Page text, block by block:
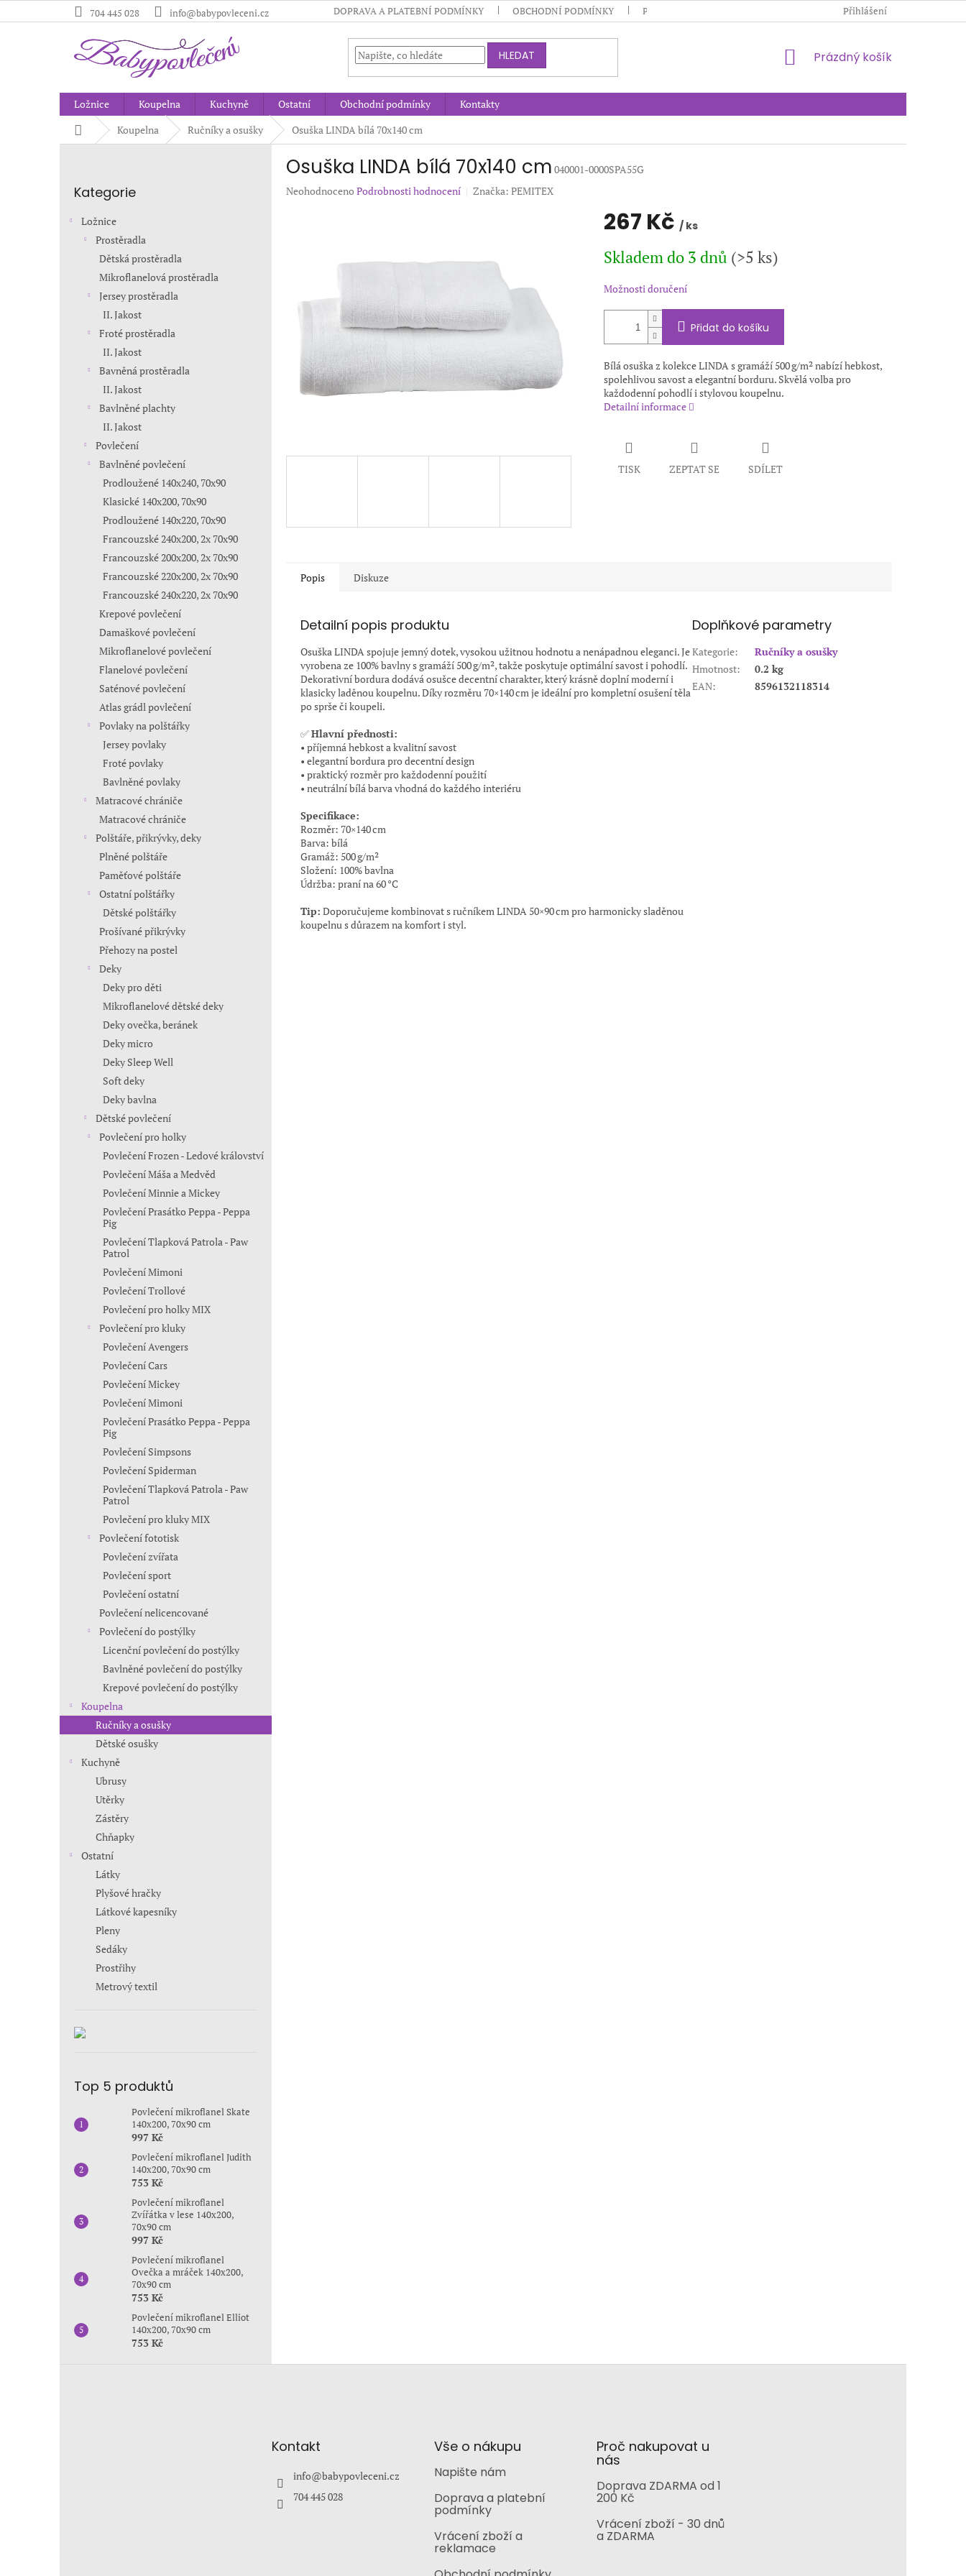
na
704 445 028 info@babypovleceni.cz DOPRAVA A PLATEBNÍ PODMÍNKY OBCHODNÍ PODMÍNKY PODMÍNKY OCHRANY OSOBNÍCH ÚDAJŮ KONTAKTY
Přihlášení
HLEDAT
NÁKUPNÍ
Prázdný košík
Ložnice Koupelna Kuchyně Ostatní Obchodní podmínky
Kontakty
Domů Koupelna Ručníky a osušky Osuška LINDA bílá 70x140 cm
kategorie
Kategorie
Ložnice
Prostěradla
Dětská prostěradla
Mikroflanelová prostěradla
Jersey prostěradla
II. Jakost
Froté prostěradla
II. Jakost
Bavněná prostěradla
II. Jakost
Bavlněné plachty
II. Jakost
Povlečení
Bavlněné povlečení
Prodloužené 140x240, 70x90
Klasické 140x200, 70x90
Prodloužené 140x220, 70x90
Francouzské 240x200, 2x 70x90
Francouzské 200x200, 2x 70x90
Francouzské 220x200, 2x 70x90
Francouzské 240x220, 2x 70x90
Krepové povlečení
Damaškové povlečení
Mikroflanelové povlečení
Flanelové povlečení
Saténové povlečení
Atlas grádl povlečení
Povlaky na polštářky
Jersey povlaky
Froté povlaky
Bavlněné povlaky
Matracové chrániče
Matracové chrániče
Polštáře, přikrývky, deky
Plněné polštáře
Paměťové polštáře
Ostatní polštářky
Dětské polštářky
Prošívané přikrývky
Přehozy na postel
Deky
Deky pro děti
Mikroflanelové dětské deky
Deky ovečka, beránek
Deky micro
Deky Sleep Well
Soft deky
Deky bavlna
Dětské povlečení
Povlečení pro holky
Povlečení Frozen - Ledové království
Povlečení Máša a Medvěd
Povlečení Minnie a Mickey
Povlečení Prasátko Peppa - Peppa
Pig
Povlečení Tlapková Patrola - Paw
Patrol
Povlečení Mimoni
Povlečení Trollové
Povlečení pro holky MIX
Povlečení pro kluky
Povlečení Avengers
Povlečení Cars
Povlečení Mickey
Povlečení Mimoni
Povlečení Prasátko Peppa - Peppa
Pig
Povlečení Simpsons
Povlečení Spiderman
Povlečení Tlapková Patrola - Paw
Patrol
Povlečení pro kluky MIX
Povlečení fototisk
Povlečení zvířata
Povlečení sport
Povlečení ostatní
Povlečení nelicencované
Povlečení do postýlky
Licenční povlečení do postýlky
Bavlněné povlečení do postýlky
Krepové povlečení do postýlky
Koupelna
Ručníky a osušky
Dětské osušky
Kuchyně
Ubrusy
Utěrky
Zástěry
Chňapky
Ostatní
Látky
Plyšové hračky
Látkové kapesníky
Pleny
Sedáky
Prostřihy
Metrový textil
Top 5 produktů
Povlečení mikroflanel Skate
140x200, 70x90 cm
997 Kč
Povlečení mikroflanel Judith
140x200, 70x90 cm
753 Kč
Povlečení mikroflanel
Zvířátka v lese 140x200,
70x90 cm
997 Kč
Povlečení mikroflanel
Ovečka a mráček 140x200,
70x90 cm
753 Kč
Povlečení mikroflanel Elliot
140x200, 70x90 cm
753 Kč
Osuška LINDA bílá 70x140 cm 040001-0000SPA55G
Průměrné
Neohodnoceno Podrobnosti hodnocení Značka: PEMITEX
267 Kč / ks
cena:
Skladem do 3 dnů (>5 ks)
Možnosti doručení
Přidat do košíku
Bílá osuška z kolekce LINDA s gramáží 500 g/m² nabízí hebkost,
spolehlivou savost a elegantní borduru. Skvělá volba pro
každodenní pohodlí i stylovou koupelnu.
Detailní informace
TISK ZEPTAT SE SDÍLET
Popis Diskuze
Detailní popis produktu
Osuška LINDA spojuje jemný dotek, vysokou užitnou hodnotu a nenápadnou eleganci. Je
vyrobena ze 100% bavlny s gramáží 500 g/m², takže poskytuje optimální savost i pohodlí.
Dekorativní bordura dodává osušce decentní charakter, který krásně doplní moderní i
klasicky laděnou koupelnu. Díky rozměru 70×140 cm je ideální pro kompletní osušení těla
po sprše či koupeli.
✅Hlavní přednosti:
• příjemná hebkost a kvalitní savost
• elegantní bordura pro decentní design
• praktický rozměr pro každodenní použití
• neutrální bílá barva vhodná do každého interiéru
Specifikace:
Rozměr: 70×140 cm
Barva: bílá
Gramáž: 500 g/m²
Složení: 100% bavlna
Údržba: praní na 60 °C
Tip: Doporučujeme kombinovat s ručníkem LINDA 50×90 cm pro harmonicky sladěnou
koupelnu s důrazem na komfort i styl.
Doplňkové parametry
Kategorie:
Ručníky a osušky
Hmotnost:
0.2 kg
EAN: 8596132118314
Kontakt
info@babypovleceni.cz
704 445 028
Vše o nákupu
Napište nám
Doprava a platební
podmínky
Vrácení zboží a
reklamace
Proč nakupovat u
nás
Doprava ZDARMA od 1
200 Kč
Vrácení zboží - 30 dnů
a ZDARMA